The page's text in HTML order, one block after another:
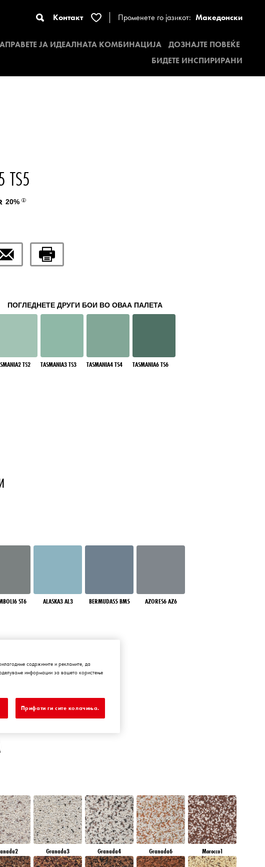
Контакт Променете го јазикот: Македонски
ЈА ИДЕАЛНАТА КОМБИНАЦИЈА
ДОЗНАЈТЕ ПОВЕЌЕ
БИДЕТЕ ИНСПИРИРАНИ
TS5
20%
ПОГЛЕДНЕТЕ ДРУГИ БОИ ВО ОВАА ПАЛЕТА
TS2 TASMANIA3 TS3 TASMANIA4 TS4 TASMANIA6 TS6
ST6 ALASKA3 AL3 BERMUDAS5 BM5 AZORES6 AZ6
SEA DIAMOND DAY
Granada3 Granada4 Granada6 Morocco1
содржините и рекламите, да
информации за вашето користење
Прифати ги сите колачиња.